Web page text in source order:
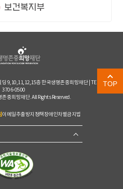
9,10,11,12,15층 한국생명존중희망재단 | TEL. 02-
3706-0500
중희망재단. All Rights Reserved.
이메일추출방지정책장애인차별금지법
TOP